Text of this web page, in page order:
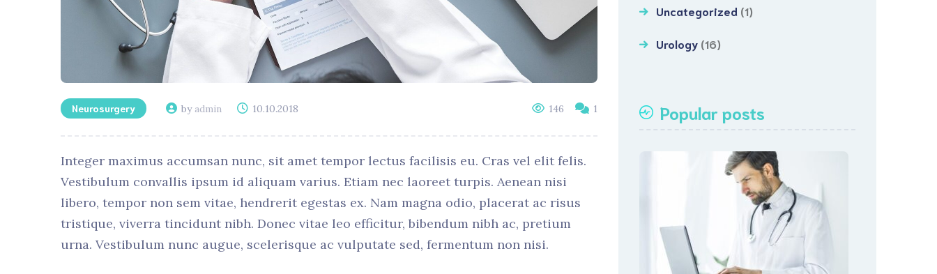
Neurosurgery by admin 10.10.2018 146 1
Integer maximus accumsan nunc, sit amet tempor lectus facilisis eu. Cras vel elit felis.
Vestibulum convallis ipsum id aliquam varius. Etiam nec laoreet turpis. Aenean nisi
libero, tempor non sem vitae, hendrerit egestas ex. Nam magna odio, placerat ac risus
tristique, viverra tincidunt nibh. Donec vitae leo efficitur, bibendum nibh ac, pretium
urna. Vestibulum nunc augue, scelerisque ac vulputate sed, fermentum non nisi.
Uncategorized (1)
Urology (16)
Popular posts